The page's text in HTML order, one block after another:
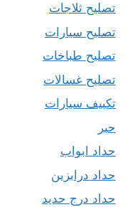
تصليح ثلاجات
تصليح سيارات
تصليح طباخات
تصليح غسالات
تكييف سيارات
حبر
حداد ابواب
حداد درابزين
حداد درج حديد